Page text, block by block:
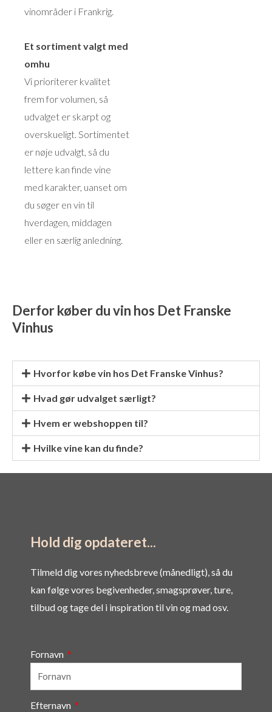
vinområder i Frankrig.
Et sortiment valgt med
omhu
Vi prioriterer kvalitet
frem for volumen, så
udvalget er skarpt og
overskueligt. Sortimentet
er nøje udvalgt, så du
lettere kan finde vine
med karakter, uanset om
du søger en vin til
hverdagen, middagen
eller en særlig anledning.
Derfor køber du vin hos Det Franske
Vinhus
Hvorfor købe vin hos Det Franske Vinhus?
Hvad gør udvalget særligt?
Hvem er webshoppen til?
Hvilke vine kan du finde?
Hold dig opdateret...
Tilmeld dig vores nyhedsbreve (månedligt), så du
kan følge vores begivenheder, smagsprøver, ture,
tilbud og tage del i inspiration til vin og mad osv.
Fornavn
Efternavn